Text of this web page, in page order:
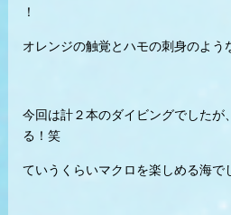
！
オレンジの触覚とハモの刺身のよう
今回は計２本のダイビングでしたが
る！笑
ていうくらいマクロを楽しめる海で